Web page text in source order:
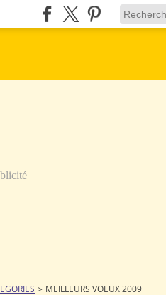
> MEILLEURS VOEUX 2009